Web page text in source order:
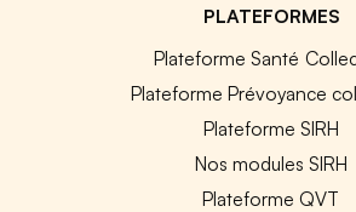
PLATEFORMES
Plateforme Santé
Plateforme Prévoyance
Plateforme SIRH
Nos modules SIRH
Plateforme QVT